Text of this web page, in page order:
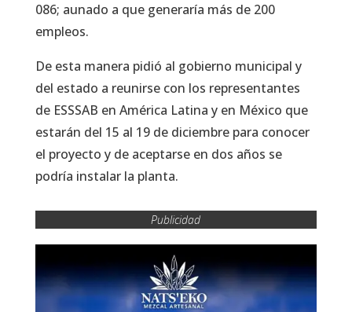
086; aunado a que generaría más de 200
empleos.
De esta manera pidió al gobierno municipal y
del estado a reunirse con los representantes
de ESSSAB en América Latina y en México que
estarán del 15 al 19 de diciembre para conocer
el proyecto y de aceptarse en dos años se
podría instalar la planta.
Publicidad